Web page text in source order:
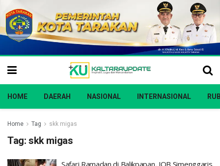
HOME DAERAH NASIONAL INTERNASIONAL
Home Tag skk migas
Tag: skk migas
Safari Ramadan di Balikpapan, JOB Simenggaris